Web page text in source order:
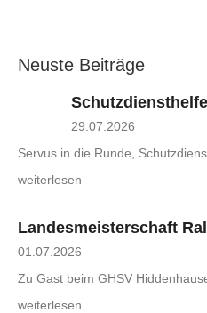
Neuste Beiträge
29.07.2026
Servus in die Runde,
weiterlesen
Landesmeisterschaft
01.07.2026
Zu Gast beim GHSV
weiterlesen